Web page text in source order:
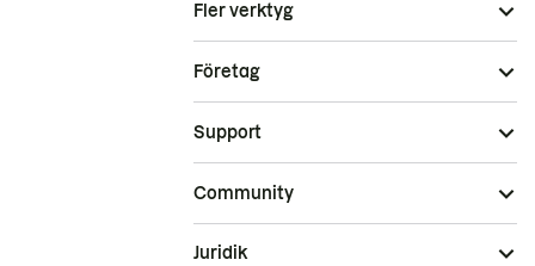
Fler verktyg
Företag
Support
Community
Juridik